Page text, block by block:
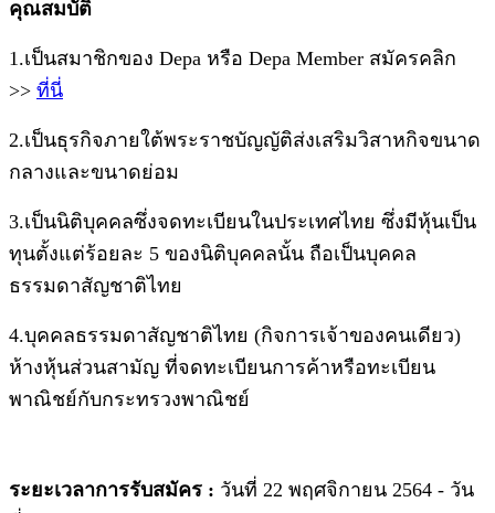
คุณสมบัติ
1.เป็นสมาชิกของ Depa หรือ Depa Member สมัครคลิก
>> ที่นี่
2.เป็นธุรกิจภายใต้พระราชบัญญัติส่งเสริมวิสาหกิจขนาด
กลางและขนาดย่อม
3.เป็นนิติบุคคลซึ่งจดทะเบียนในประเทศไทย ซึ่งมีหุ้นเป็น
ทุนตั้งแต่ร้อยละ 5 ของนิติบุคคลนั้น ถือเป็นบุคคล
ธรรมดาสัญชาติไทย
4.บุคคลธรรมดาสัญชาติไทย (กิจการเจ้าของคนเดียว)
ห้างหุ้นส่วนสามัญ ที่จดทะเบียนการค้าหรือทะเบียน
พาณิชย์กับกระทรวงพาณิชย์
ระยะเวลาการรับสมัคร : วันที่ 22 พฤศจิกายน 2564 - วัน